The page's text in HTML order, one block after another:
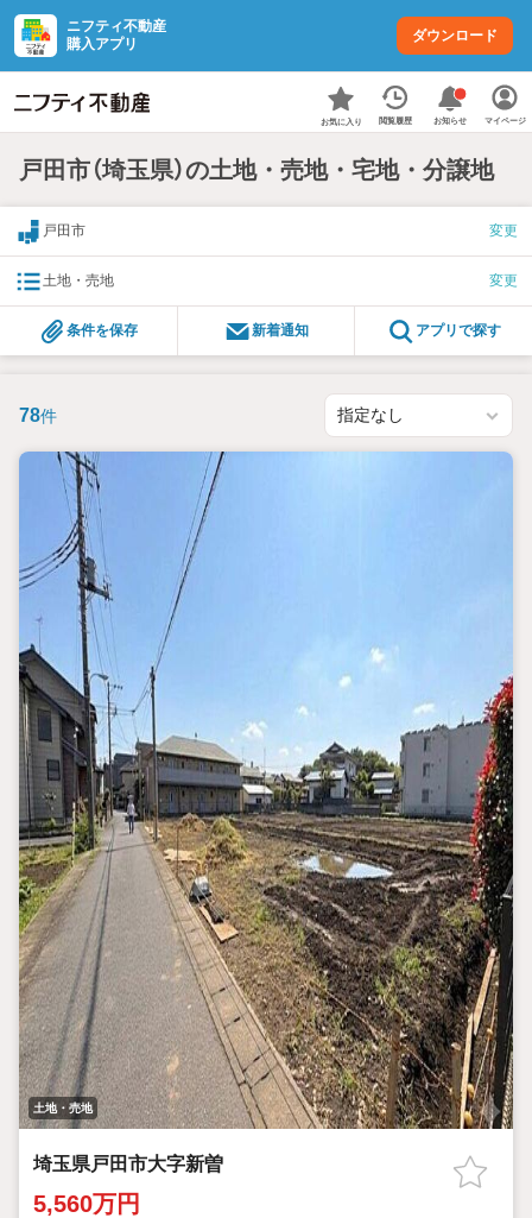
ニフティ不動産
購入アプリ
ダウンロード
お気に入り 閲覧履歴 お知らせ マイページ
戸田市（埼玉県）の土地・売地・宅地・分譲地
戸田市 変更
土地・売地 変更
条件を保存 新着通知 アプリで探す
78件
土地・売地
埼玉県戸田市大字新曽
5,560万円